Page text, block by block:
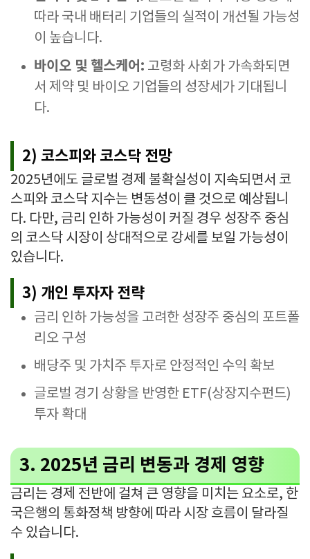
따라 국내 배터리 기업들의 실적이 개선될 가능성
이 높습니다.
바이오 및 헬스케어: 고령화 사회가 가속화되면
서 제약 및 바이오 기업들의 성장세가 기대됩니
다.
2) 코스피와 코스닥 전망
2025년에도 글로벌 경제 불확실성이 지속되면서 코
스피와 코스닥 지수는 변동성이 클 것으로 예상됩니
다. 다만, 금리 인하 가능성이 커질 경우 성장주 중심
의 코스닥 시장이 상대적으로 강세를 보일 가능성이
있습니다.
3) 개인 투자자 전략
금리 인하 가능성을 고려한 성장주 중심의 포트폴
리오 구성
배당주 및 가치주 투자로 안정적인 수익 확보
글로벌 경기 상황을 반영한 ETF(상장지수펀드)
투자 확대
3. 2025년 금리 변동과 경제 영향
금리는 경제 전반에 걸쳐 큰 영향을 미치는 요소로, 한
국은행의 통화정책 방향에 따라 시장 흐름이 달라질
수 있습니다.